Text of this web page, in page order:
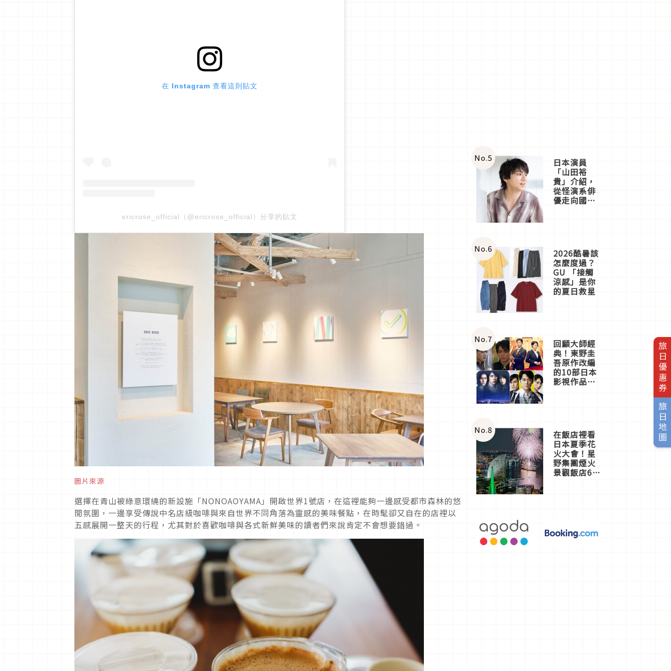
旅日優惠券
旅日地圖
在 Instagram 查看這則貼文
ericrose_official（@ericrose_official）分享的貼文
圖片來源
選擇在青山被綠意環繞的新設施「NONOAOYAMA」開啟世界1號店，在這裡能夠一邊感受都市森林的悠
閒氛圍，一邊享受傳說中名店級咖啡與來自世界不同角落為靈感的美味餐點，在時髦卻又自在的店裡以
五感展開一整天的行程，尤其對於喜歡咖啡與各式新鮮美味的讀者們來說肯定不會想要錯過。
No.5 日本演員
「山田裕
貴」介紹，
從怪演系俳
優走向國民
No.6 2026酷暑該
怎麼度過？
GU 「接觸
涼感」是你
的夏日救星
No.7 回顧大師經
典！東野圭
吾原作改編
的10部日本
影視作品推
No.8 在飯店裡看
日本夏季花
火大會！星
野集團煙火
景觀飯店6